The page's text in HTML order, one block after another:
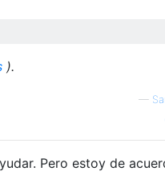
).
—
Pero estoy de